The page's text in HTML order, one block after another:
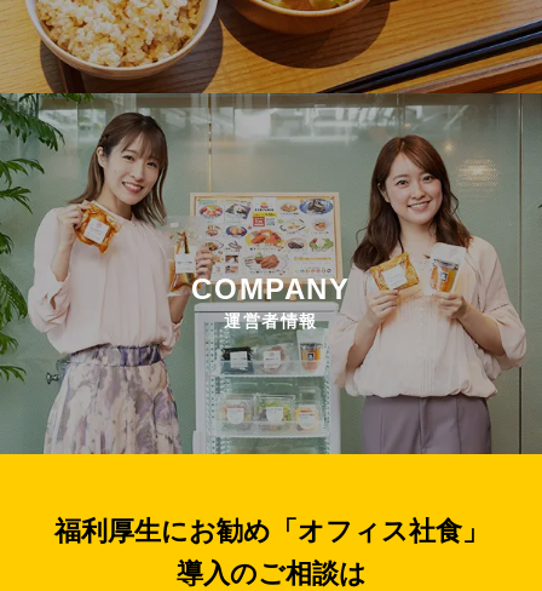
COMPANY
運営者情報
福利厚生にお勧め「オフィス社食」
導入のご相談は